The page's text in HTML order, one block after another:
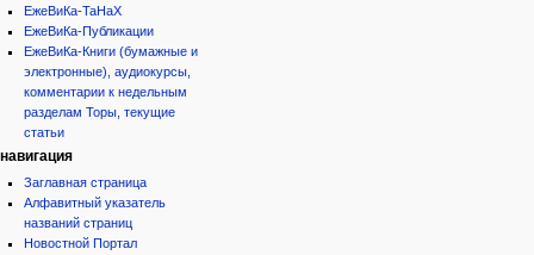
ЕжеВиКа-ТаНаХ
ЕжеВиКа-Публикации
ЕжеВиКа-Книги (бумажные и
электронные), аудиокурсы,
комментарии к недельным
разделам Торы, текущие
статьи
навигация
Заглавная страница
Алфавитный указатель
названий страниц
Новостной Портал